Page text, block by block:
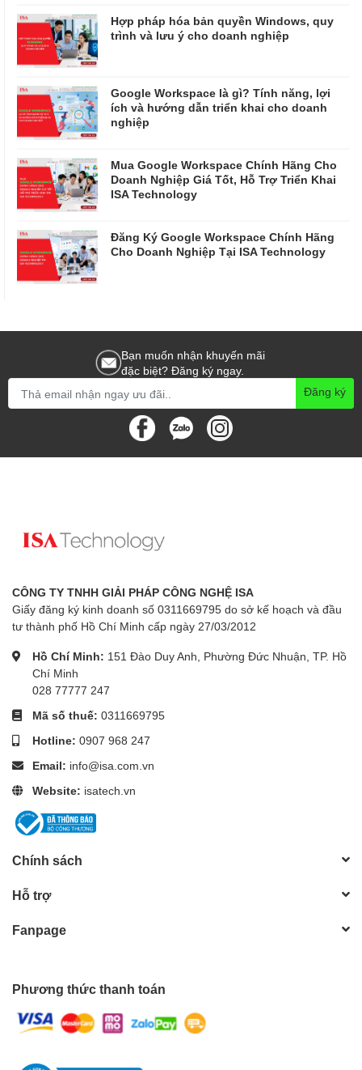
Hợp pháp hóa bản quyền Windows, quy
trình và lưu ý cho doanh nghiệp
Google Workspace là gì? Tính năng, lợi
ích và hướng dẫn triển khai cho doanh
nghiệp
Mua Google Workspace Chính Hãng Cho
Doanh Nghiệp Giá Tốt, Hỗ Trợ Triển Khai
ISA Technology
Đăng Ký Google Workspace Chính Hãng
Cho Doanh Nghiệp Tại ISA Technology
Bạn muốn nhận khuyến mãi
đặc biệt? Đăng ký ngay.
Đăng ký
CÔNG TY TNHH GIẢI PHÁP CÔNG NGHỆ ISA
Giấy đăng ký kinh doanh số 0311669795 do sở kế hoạch và đầu
tư thành phố Hồ Chí Minh cấp ngày 27/03/2012
Hồ Chí Minh: 151 Đào Duy Anh, Phường Đức Nhuận, TP. Hồ
Chí Minh
028 77777 247
Mã số thuế: 0311669795
Hotline: 0907 968 247
Email: info@isa.com.vn
Website: isatech.vn
Chính sách
Hỗ trợ
Fanpage
Phương thức thanh toán